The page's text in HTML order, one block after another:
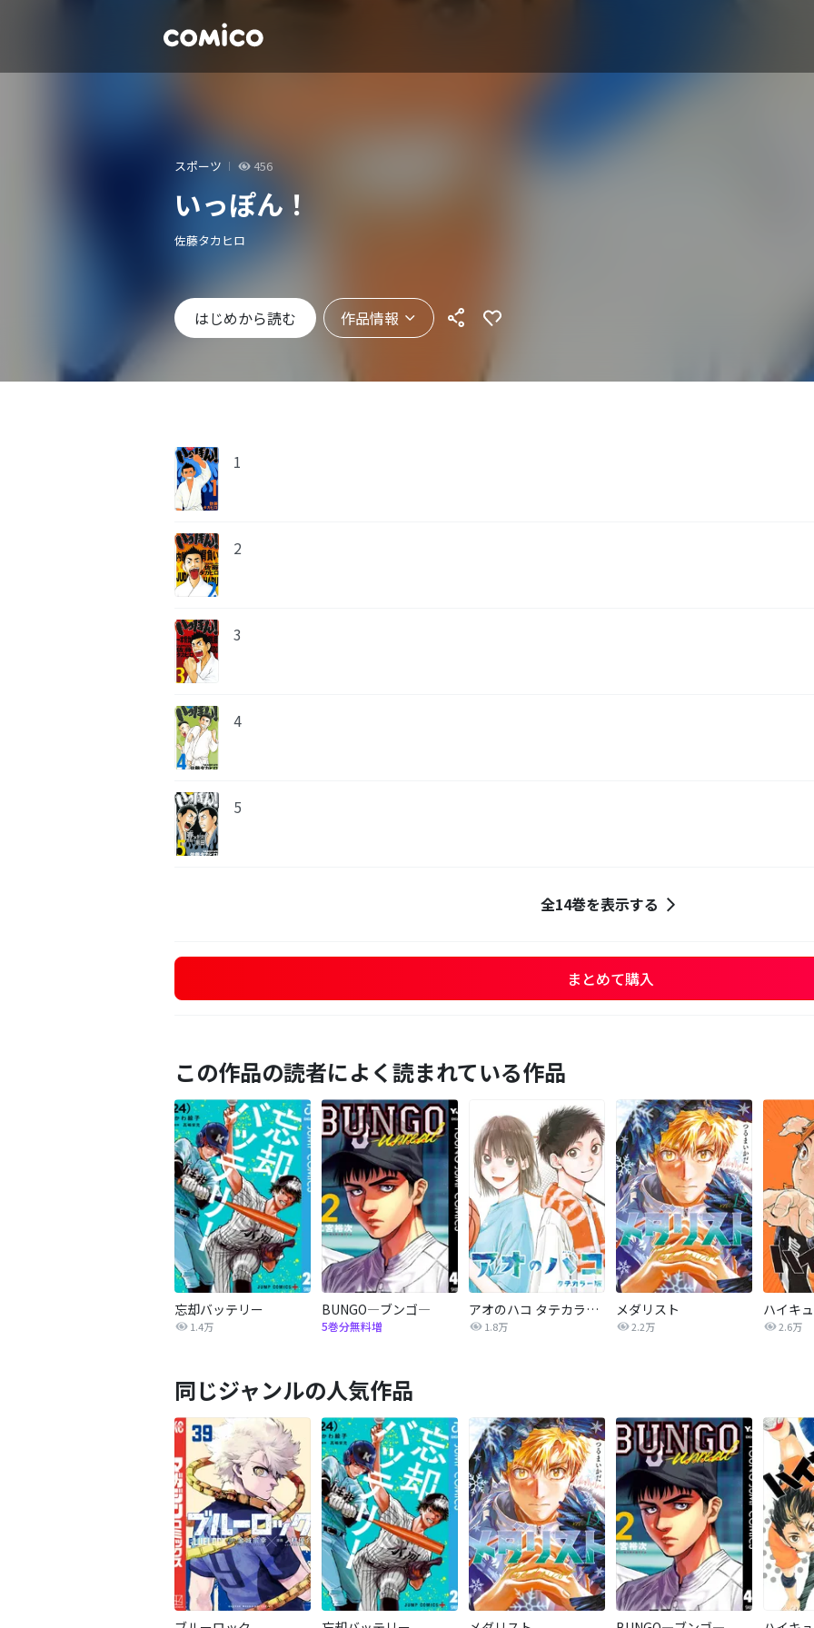
スポーツ 456
いっぽん！
佐藤タカヒロ
はじめから読む 作品情報
1
2
3
4
5
全14巻を表示する
まとめて購入
この作品の読者によく読まれている作品
忘却バッテリー
1.4万
BUNGO―ブンゴ―
5巻分無料増
アオのハコ タテカラー版【タテヨミ】
1.8万
メダリスト
2.2万 2.6万
同じジャンルの人気作品